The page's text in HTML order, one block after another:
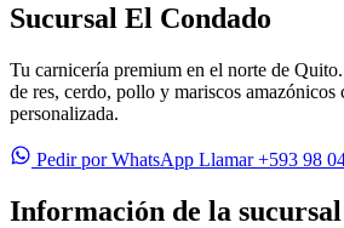
Sucursal El Condado
Tu carnicería premium en el norte de
de res, cerdo, pollo y mariscos amazónicos
personalizada.
Pedir por WhatsApp Llamar +593 98
Información de la